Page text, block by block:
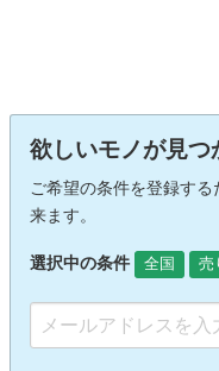
欲しいモノが見つ
ご希望の条件を登録す
来ます。
選択中の条件 全国 売